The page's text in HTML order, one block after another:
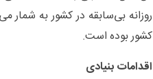
روزانه بی‌سابقه در کشور به شمار
کشور بوده است.
اقدامات بنیادی